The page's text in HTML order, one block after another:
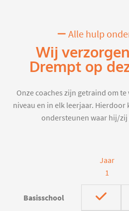
Alle hulp
Wij
Drempt op
Onze coaches zijn getraind om
niveau en in elk leerjaar.
ondersteunen waar hij/
Jaar
1
Basisschool